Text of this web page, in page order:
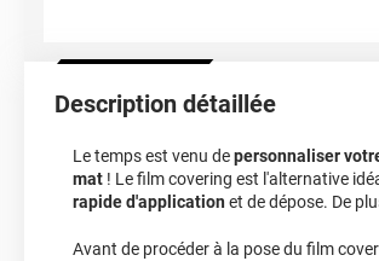
Description détaillée
Le temps est venu depersonnaliser
mat ! Le film covering est l'alternative
rapide d'applicationet de dépose. De
Avant de procéder à la pose du film